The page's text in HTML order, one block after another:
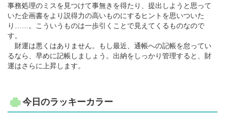
事務処理のミスを見つけて事無きを得たり、提出しようと思って
いた企画書をより説得力の高いものにするヒントを思いついた
り……。こういうものは一歩引くことで見えてくるものなので
す。
財運は悪くはありません。もし最近、通帳への記帳を怠ってい
るなら、早めに記帳しましょう。出納をしっかり管理すると、財
運はさらに上昇します。
今日のラッキーカラー